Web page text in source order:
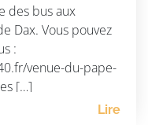
des bus aux
Dax. Vous pouvez
:
venue-du-pape-
[…]
Lire